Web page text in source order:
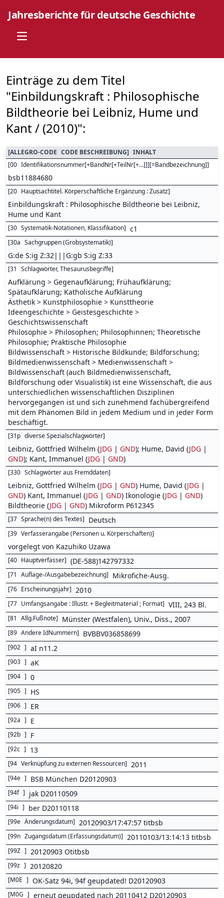
Jahresberichte für deutsche Geschichte
Open main menu
Einträge zu dem Titel
"Einbildungskraft : Philosophische
Bildtheorie bei Leibniz, Hume und
Kant / (2010)":
[ALLEGRO-CODE CODE BESCHREIBUNG] INHALT
[00 Identifikationsnummer[+BandNr[+TeilNr[+...]]][=Bandbezeichnung]]
bsb11884680
[20 Hauptsachtitel. Körperschaftliche Ergänzung : Zusatz]
Einbildungskraft : Philosophische Bildtheorie bei Leibniz,
Hume und Kant
[30 Systematik-Notationen, Klassifikation] c1
[30a Sachgruppen (Grobsystematik)]
G:de S:ig Z:32|||G:gb S:ig Z:33
[31 Schlagwörter, Thesaurusbegriffe]
Aufklärung > Gegenaufklärung; Frühaufklärung;
Spätaufklärung; Katholische Aufklärung
Ästhetik > Kunstphilosophie > Kunsttheorie
Ideengeschichte > Geistesgeschichte >
Geschichtswissenschaft
Philosophie > Philosophen; Philosophinnen; Theoretische
Philosophie; Praktische Philosophie
Bildwissenschaft > Historische Bildkunde; Bildforschung;
Bildmedienwissenschaft > Medienwissenschaft >
Bildwissenschaft (auch Bildmedienwissenschaft,
Bildforschung oder Visualistik) ist eine Wissenschaft, die aus
unterschiedlichen wissenschaftlichen Disziplinen
hervorgegangen ist und sich zunehmend fachübergreifend
mit dem Phänomen Bild in jedem Medium und in jeder Form
beschäftigt.
[31p diverse Spezialschlagwörter]
Leibniz, Gottfried Wilhelm (JDG | GND); Hume, David (JDG |
GND); Kant, Immanuel (JDG | GND)
[330 Schlagwörter aus Fremddaten]
Leibniz, Gottfried Wilhelm (JDG | GND) Hume, David (JDG |
GND) Kant, Immanuel (JDG | GND) Ikonologie (JDG | GND)
Bildtheorie (JDG | GND) Mikroform P612345
[37 Sprache(n) des Textes] Deutsch
[39 Verfasserangabe (Personen u. Körperschaften)]
vorgelegt von Kazuhiko Uzawa
[40 Hauptverfasser] (DE-588)142797332
[71 Auflage-/Ausgabebezeichnung] Mikrofiche-Ausg.
[76 Erscheinungsjahr] 2010
[77 Umfangsangabe : Illustr. + Begleitmaterial ; Format] VIII, 243 Bl.
[81 Allg.Fußnote] Münster (Westfalen), Univ., Diss., 2007
[89 Andere IdNummern] BVBBV036858699
[902 ] aI n11.2
[903 ] aK
[904 ] 0
[905 ] HS
[906 ] ER
[92a ] E
[92b ] F
[92c ] 13
[94 Verknüpfung zu externen Ressourcen] 2011
[94e ] BSB München D20120903
[94f ] jak D20110509
[94i ] ber D20110118
[99e Änderungsdatum] 20120903/17:47:57 titbsb
[99n Zugangsdatum (Erfassungsdatum)] 20110103/13:14:13 titbsb
[99Z ] 20120903 Otitbsb
[99z ] 20120820
[M0E ] OK-Satz 94i, 94f geupdated! D20120903
[M0G ] erneut geupdated nach 20110412 D20120903